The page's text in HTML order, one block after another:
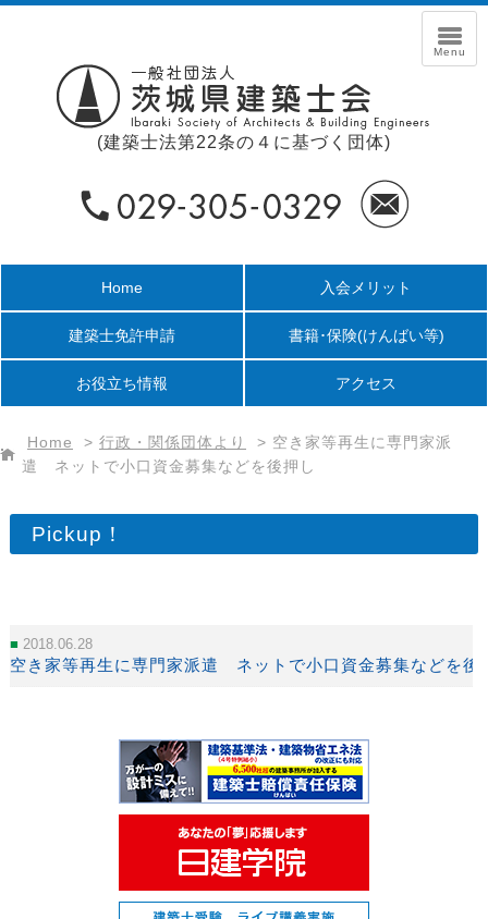
(建築士法第22条の４に基づく団体)
Home 入会メリット
建築士免許申請 書籍･保険(けんばい等)
お役立ち情報 アクセス
Home > 行政・関係団体より > 空き家等再生に専門家派
遣 ネットで小口資金募集などを後押し
Pickup！
2018.06.28
空き家等再生に専門家派遣 ネットで小口資金募集などを後